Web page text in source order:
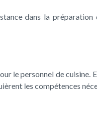
dans la
le personnel de
les compétences